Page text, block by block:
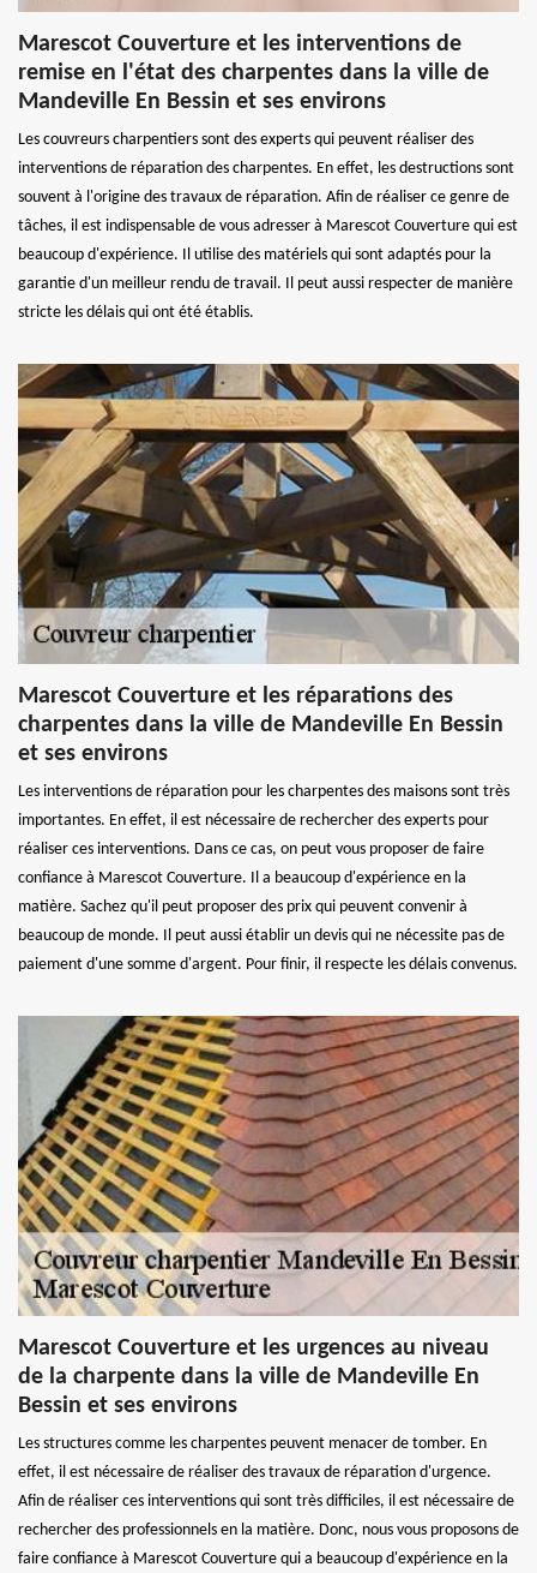
Marescot Couverture et les interventions de
remise en l'état des charpentes dans la ville de
Mandeville En Bessin et ses environs
Les couvreurs charpentiers sont des experts qui peuvent réaliser des
interventions de réparation des charpentes. En effet, les destructions sont
souvent à l'origine des travaux de réparation. Afin de réaliser ce genre de
tâches, il est indispensable de vous adresser à Marescot Couverture qui est
beaucoup d'expérience. Il utilise des matériels qui sont adaptés pour la
garantie d'un meilleur rendu de travail. Il peut aussi respecter de manière
stricte les délais qui ont été établis.
Marescot Couverture et les réparations des
charpentes dans la ville de Mandeville En Bessin
et ses environs
Les interventions de réparation pour les charpentes des maisons sont très
importantes. En effet, il est nécessaire de rechercher des experts pour
réaliser ces interventions. Dans ce cas, on peut vous proposer de faire
confiance à Marescot Couverture. Il a beaucoup d'expérience en la
matière. Sachez qu'il peut proposer des prix qui peuvent convenir à
beaucoup de monde. Il peut aussi établir un devis qui ne nécessite pas de
paiement d'une somme d'argent. Pour finir, il respecte les délais convenus.
Marescot Couverture et les urgences au niveau
de la charpente dans la ville de Mandeville En
Bessin et ses environs
Les structures comme les charpentes peuvent menacer de tomber. En
effet, il est nécessaire de réaliser des travaux de réparation d'urgence.
Afin de réaliser ces interventions qui sont très difficiles, il est nécessaire de
rechercher des professionnels en la matière. Donc, nous vous proposons de
faire confiance à Marescot Couverture qui a beaucoup d'expérience en la